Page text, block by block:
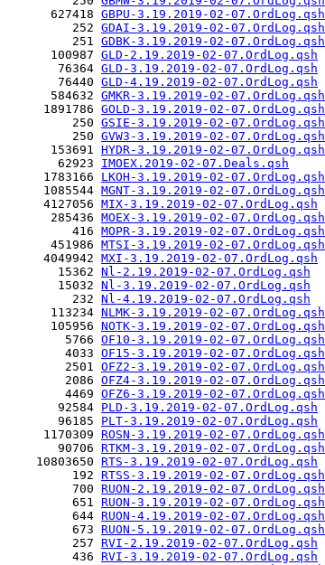
      627418
GBPU-3.19.2019-02-07.OrdLog.qsh
         252
GDAI-3.19.2019-02-07.OrdLog.qsh
         251
GDBK-3.19.2019-02-07.OrdLog.qsh
      100987
GLD-2.19.2019-02-07.OrdLog.qsh
       76364
GLD-3.19.2019-02-07.OrdLog.qsh
       76440
GLD-4.19.2019-02-07.OrdLog.qsh
      584632
GMKR-3.19.2019-02-07.OrdLog.qsh
     1891786
GOLD-3.19.2019-02-07.OrdLog.qsh
         250
GSIE-3.19.2019-02-07.OrdLog.qsh
         250
GVW3-3.19.2019-02-07.OrdLog.qsh
      153691
HYDR-3.19.2019-02-07.OrdLog.qsh
       62923
IMOEX.2019-02-07.Deals.qsh
     1783166
LKOH-3.19.2019-02-07.OrdLog.qsh
     1085544
MGNT-3.19.2019-02-07.OrdLog.qsh
     4127056
MIX-3.19.2019-02-07.OrdLog.qsh
      285436
MOEX-3.19.2019-02-07.OrdLog.qsh
         416
MOPR-3.19.2019-02-07.OrdLog.qsh
      451986
MTSI-3.19.2019-02-07.OrdLog.qsh
     4049942
MXI-3.19.2019-02-07.OrdLog.qsh
       15362
Nl-2.19.2019-02-07.OrdLog.qsh
       15032
Nl-3.19.2019-02-07.OrdLog.qsh
         232
Nl-4.19.2019-02-07.OrdLog.qsh
      113234
NLMK-3.19.2019-02-07.OrdLog.qsh
      105956
NOTK-3.19.2019-02-07.OrdLog.qsh
        5766
OF10-3.19.2019-02-07.OrdLog.qsh
        4033
OF15-3.19.2019-02-07.OrdLog.qsh
        2501
OFZ2-3.19.2019-02-07.OrdLog.qsh
        2086
OFZ4-3.19.2019-02-07.OrdLog.qsh
        4469
OFZ6-3.19.2019-02-07.OrdLog.qsh
       92584
PLD-3.19.2019-02-07.OrdLog.qsh
       96185
PLT-3.19.2019-02-07.OrdLog.qsh
     1170309
ROSN-3.19.2019-02-07.OrdLog.qsh
       90706
RTKM-3.19.2019-02-07.OrdLog.qsh
    10803650
RTS-3.19.2019-02-07.OrdLog.qsh
         192
RTSS-3.19.2019-02-07.OrdLog.qsh
         700
RUON-2.19.2019-02-07.OrdLog.qsh
         651
RUON-3.19.2019-02-07.OrdLog.qsh
         644
RUON-4.19.2019-02-07.OrdLog.qsh
         673
RUON-5.19.2019-02-07.OrdLog.qsh
         257
RVI-2.19.2019-02-07.OrdLog.qsh
         436
RVI-3.19.2019-02-07.OrdLog.qsh